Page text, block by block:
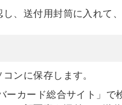
、送付用封筒に入れて
ンに保存します。
ーカード総合サイト」で